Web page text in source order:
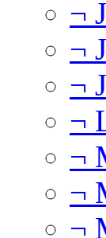
¬
¬
¬
¬
¬
¬
¬